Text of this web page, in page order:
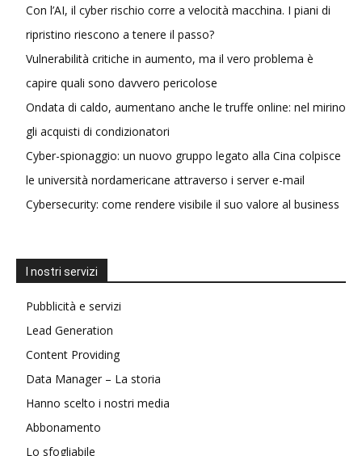
Con l’AI, il cyber rischio corre a velocità macchina. I piani di
ripristino riescono a tenere il passo?
Vulnerabilità critiche in aumento, ma il vero problema è
capire quali sono davvero pericolose
Ondata di caldo, aumentano anche le truffe online: nel mirino
gli acquisti di condizionatori
Cyber-spionaggio: un nuovo gruppo legato alla Cina colpisce
le università nordamericane attraverso i server e-mail
Cybersecurity: come rendere visibile il suo valore al business
I nostri servizi
Pubblicità e servizi
Lead Generation
Content Providing
Data Manager – La storia
Hanno scelto i nostri media
Abbonamento
Lo sfogliabile